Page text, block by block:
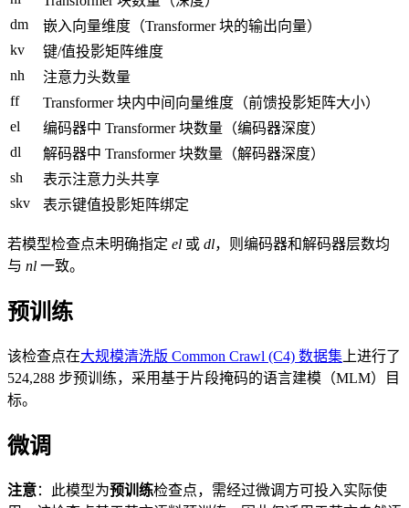
dm
嵌入向量维度（Transformer 块的输出向量）
kv
键/值投影矩阵维度
nh
注意力头数量
ff
Transformer 块内中间向量维度（前馈投影矩阵大小）
el
编码器中 Transformer 块数量（编码器深度）
dl
解码器中 Transformer 块数量（解码器深度）
sh
表示注意力头共享
skv
表示键值投影矩阵绑定
若模型检查点未明确指定 el 或 dl，则编码器和解码器层数均
与 nl 一致。
预训练
该检查点在大规模清洗版 Common Crawl (C4) 数据集 上进行了
524,288 步预训练，采用基于片段掩码的语言建模（MLM）目
标。
微调
注意：此模型为预训练检查点，需经过微调方可投入实际使